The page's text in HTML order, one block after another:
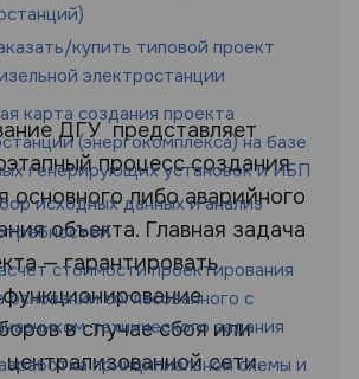
купить типовой проект
электростанции
карта создания проекта
(энергокомплекса) на базе
генерирующих установок и ИБП
исходных данных и анализ
стоимости проектирования
основании согласованного с
технического задания
принципиальной схемы и
ДГУ представляет
процесс создания
основного либо аварийного
объекта. Главная задача
— гарантировать
в случае сбоя или
сети.